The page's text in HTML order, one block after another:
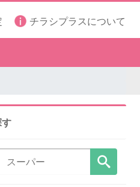
チラシプラスについて